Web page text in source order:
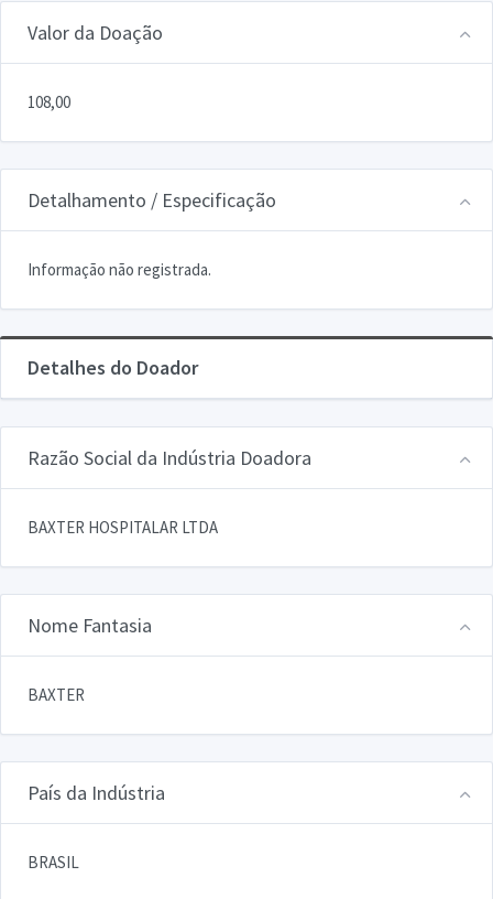
Valor da Doação
108,00
Detalhamento / Especificação
Informação não registrada.
Detalhes do Doador
Razão Social da Indústria Doadora
BAXTER HOSPITALAR LTDA
Nome Fantasia
BAXTER
País da Indústria
BRASIL